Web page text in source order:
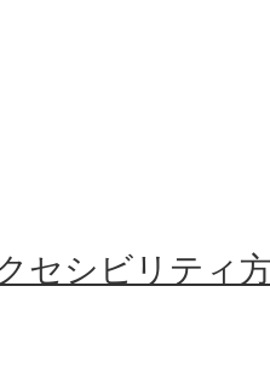
セシビリティ